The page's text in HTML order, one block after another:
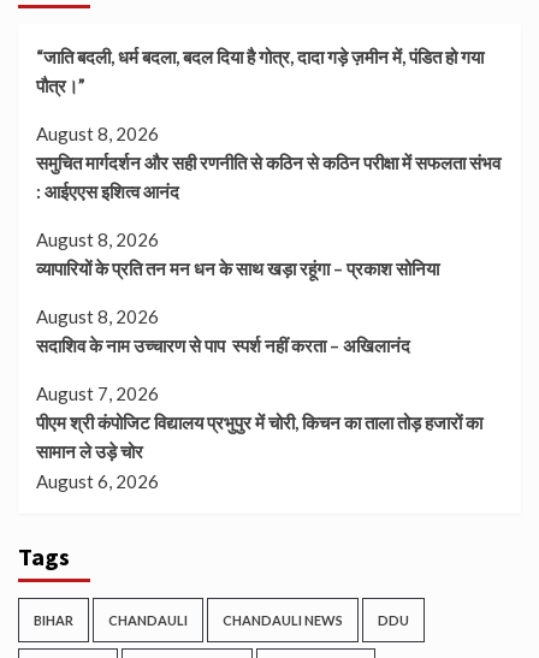
“जाति बदली, धर्म बदला, बदल दिया है गोत्र, दादा गड़े ज़मीन में, पंडित हो गया
पौत्र।”
August 8, 2026
समुचित मार्गदर्शन और सही रणनीति से कठिन से कठिन परीक्षा में सफलता संभव
: आईएएस इशित्व आनंद
August 8, 2026
व्यापारियों के प्रति तन मन धन के साथ खड़ा रहूंगा – प्रकाश सोनिया
August 8, 2026
सदाशिव के नाम उच्चारण से पाप स्पर्श नहीं करता – अखिलानंद
August 7, 2026
पीएम श्री कंपोजिट विद्यालय प्रभुपुर में चोरी, किचन का ताला तोड़ हजारों का
सामान ले उड़े चोर
August 6, 2026
Tags
BIHAR CHANDAULI CHANDAULI NEWS DDU